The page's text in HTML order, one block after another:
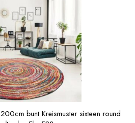
bunt Kreismuster sixteen round